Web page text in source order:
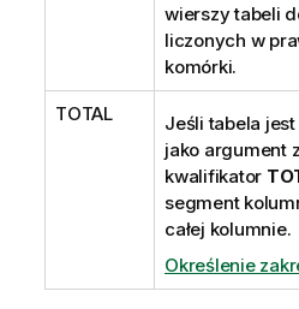
wierszy tabeli
liczonych w
komórki.
TOTAL
Jeśli tabela
jako argument
kwalifikator
segment
całej kolumnie.
Określenie